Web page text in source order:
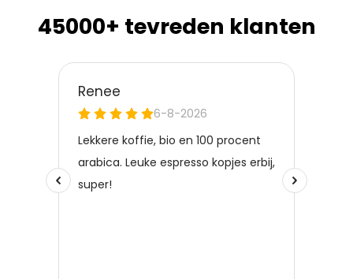
45000+ tevreden klanten